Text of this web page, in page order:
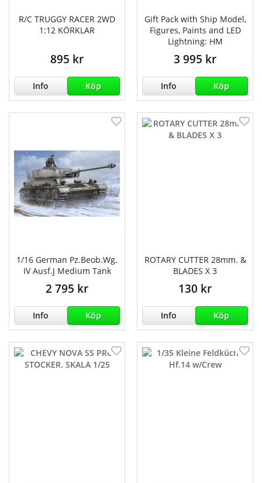
R/C TRUGGY RACER 2WD
1:12 KÖRKLAR
895 kr
Info Köp
Gift Pack with Ship Model,
Figures, Paints and LED
Lightning: HM
3 995 kr
Info Köp
1/16 German Pz.Beob.Wg.
IV Ausf.J Medium Tank
2 795 kr
Info Köp
ROTARY CUTTER 28mm. &
BLADES X 3
130 kr
Info Köp